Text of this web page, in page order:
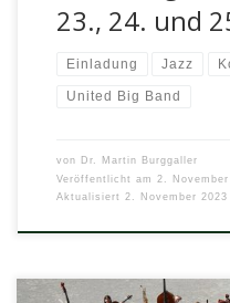
23., 24. und
Einladung Jazz
United Big Band
von Dr. Martin Burggaller
Veröffentlicht am 2. November
Aktualisiert
2. November 2023